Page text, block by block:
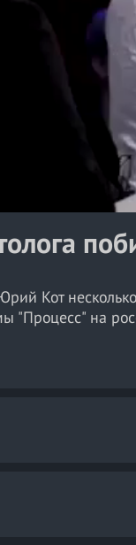
Кот
"Процесс" на
Юрия
радикальной
узнаем, что это